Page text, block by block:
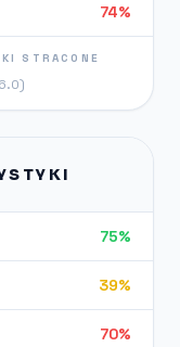
74%
STRACONE
75%
39%
70%